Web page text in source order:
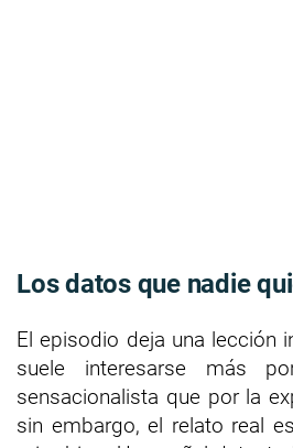
Los datos que nadie
El episodio deja una lección
suele interesarse más
sensacionalista que por la
sin embargo, el relato real